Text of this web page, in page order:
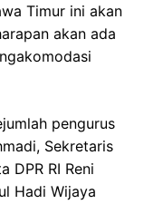
Timur ini akan
akan ada
pengurus
Sekretaris
DPR RI Reni
Hadi Wijaya